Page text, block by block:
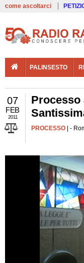
come ascoltarci
PALINSESTO
07
FEB
2011
Processo
PROCESSO | -